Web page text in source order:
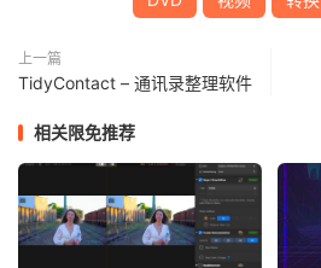
上一篇
TidyContact – 通讯录整理软件
相关限免推荐